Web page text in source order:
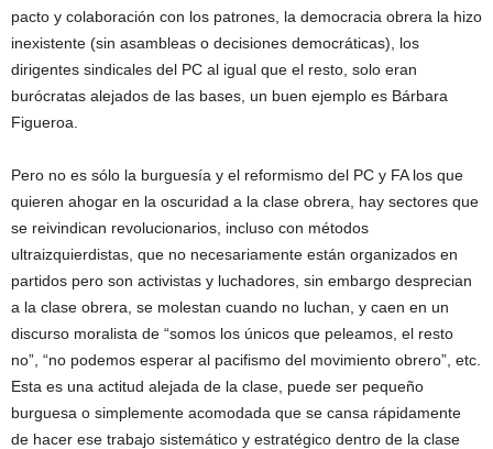
pacto y colaboración con los patrones, la democracia obrera la hizo
inexistente (sin asambleas o decisiones democráticas), los
dirigentes sindicales del PC al igual que el resto, solo eran
burócratas alejados de las bases, un buen ejemplo es Bárbara
Figueroa.
Pero no es sólo la burguesía y el reformismo del PC y FA los que
quieren ahogar en la oscuridad a la clase obrera, hay sectores que
se reivindican revolucionarios, incluso con métodos
ultraizquierdistas, que no necesariamente están organizados en
partidos pero son activistas y luchadores, sin embargo desprecian
a la clase obrera, se molestan cuando no luchan, y caen en un
discurso moralista de “somos los únicos que peleamos, el resto
no”, “no podemos esperar al pacifismo del movimiento obrero”, etc.
Esta es una actitud alejada de la clase, puede ser pequeño
burguesa o simplemente acomodada que se cansa rápidamente
de hacer ese trabajo sistemático y estratégico dentro de la clase